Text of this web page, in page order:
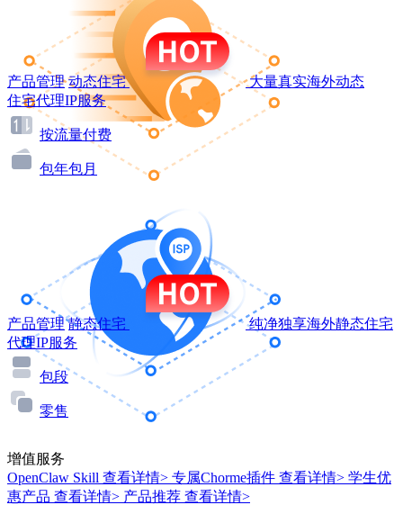
产品管理 动态住宅
大量真实海外动态
住宅代理IP服务
按流量付费
包年包月
产品管理 静态住宅
纯净独享海外静态住宅
代理IP服务
包段
零售
增值服务
OpenClaw Skill 查看详情> 专属Chorme插件 查看详情> 学生优
惠产品 查看详情> 产品推荐 查看详情>